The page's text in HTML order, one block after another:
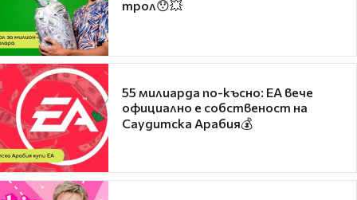
трол😯💥
55 милиарда по-късно: EA вече
официално е собственост на
Саудитска Арабия💰